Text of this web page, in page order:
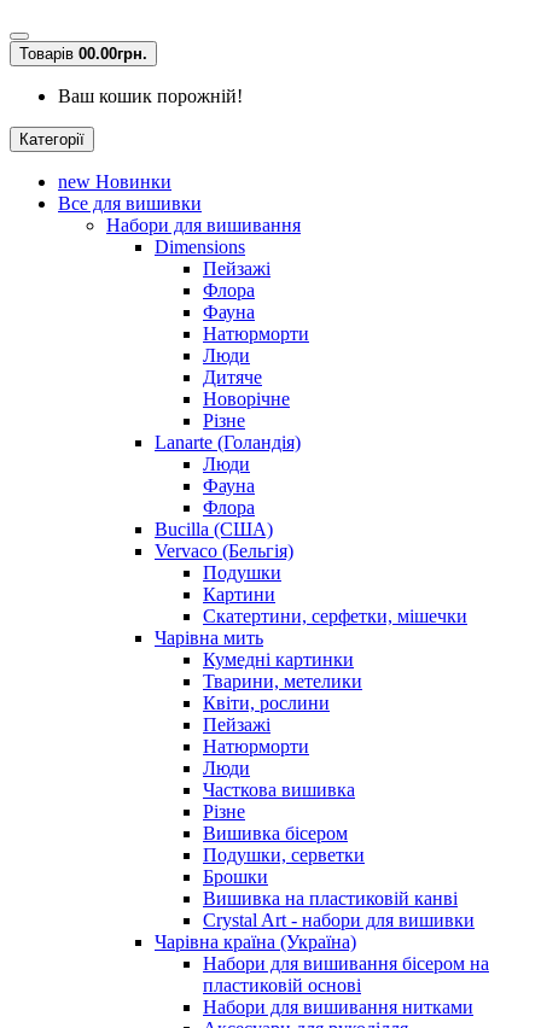
Товарів 00.00грн.
Ваш кошик порожній!
Категорії
new Новинки
Все для вишивки
Набори для вишивання
Dimensions
Пейзажі
Флора
Фауна
Натюрморти
Люди
Дитяче
Новорічне
Різне
Lanarte (Голандія)
Люди
Фауна
Флора
Bucilla (США)
Vervaco (Бельгія)
Подушки
Картини
Скатертини, серфетки, мішечки
Чарiвна мить
Кумедні картинки
Тварини, метелики
Квіти, рослини
Пейзажі
Натюрморти
Люди
Часткова вишивка
Різне
Вишивка бісером
Подушки, серветки
Брошки
Вишивка на пластиковій канві
Crystal Art - набори для вишивки
Чарівна країна (Україна)
Набори для вишивання бісером на
пластиковій основі
Набори для вишивання нитками